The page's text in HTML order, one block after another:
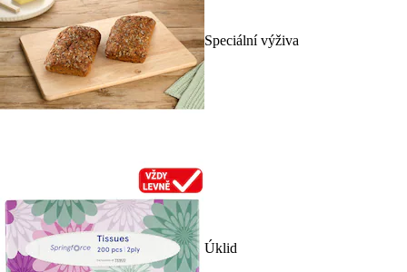
Speciální výživa
Úklid